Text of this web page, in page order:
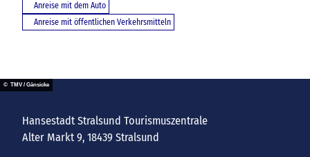
Anreise mit dem Auto
Anreise mit öffentlichen Verkehrsmitteln
© TMV / Gänsicke
Hansestadt Stralsund Tourismuszentrale
Alter Markt 9, 18439 Stralsund